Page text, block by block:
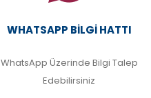
WHATSAPP BILGI HATTI
WhatsApp Üzerinde Bilgi Talep
Edebilirsiniz